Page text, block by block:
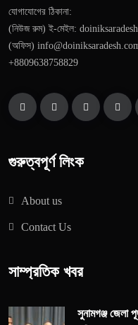
যোগাযোগের ঠিকানা:
(নিউজ রুম) ই-মেইল:
(অফিস)
+8809638758829
গুরুত্বপূর্ণ লিংক
About us
Contact Us
সাম্প্রতিক খবর
সুনামগঞ্জ জেলা